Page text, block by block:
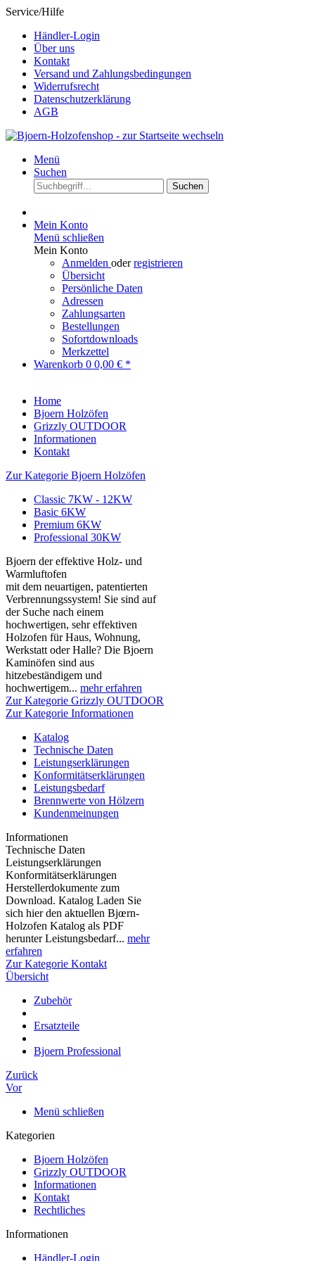
Service/Hilfe
Händler-Login
Über uns
Kontakt
Versand und Zahlungsbedingungen
Widerrufsrecht
Datenschutzerklärung
AGB
Menü
Suchen
Suchen
Mein Konto
Menü schließen
Mein Konto
Anmelden oderregistrieren
Übersicht
Persönliche Daten
Adressen
Zahlungsarten
Bestellungen
Sofortdownloads
Merkzettel
Warenkorb 0 0,00 € *
Home
Bjoern Holzöfen
Grizzly OUTDOOR
Informationen
Kontakt
Zur Kategorie Bjoern Holzöfen
Classic 7KW - 12KW
Basic 6KW
Premium 6KW
Professional 30KW
Bjoern der effektive Holz- und
Warmluftofen
mit dem neuartigen, patentierten
Verbrennungssystem! Sie sind auf
der Suche nach einem
hochwertigen, sehr effektiven
Holzofen für Haus, Wohnung,
Werkstatt oder Halle? Die Bjoern
Kaminöfen sind aus
hitzebeständigem und
hochwertigem... mehr erfahren
Zur Kategorie Grizzly OUTDOOR
Zur Kategorie Informationen
Katalog
Technische Daten
Leistungserklärungen
Konformitätserklärungen
Leistungsbedarf
Brennwerte von Hölzern
Kundenmeinungen
Informationen
Technische Daten
Leistungserklärungen
Konformitätserklärungen
Herstellerdokumente zum
Download. Katalog Laden Sie
sich hier den aktuellen Bjœrn-
Holzofen Katalog als PDF
herunter Leistungsbedarf... mehr
erfahren
Zur Kategorie Kontakt
Übersicht
Zubehör
Ersatzteile
Bjoern Professional
Zurück
Vor
Menü schließen
Kategorien
Bjoern Holzöfen
Grizzly OUTDOOR
Informationen
Kontakt
Rechtliches
Informationen
Händler-Login